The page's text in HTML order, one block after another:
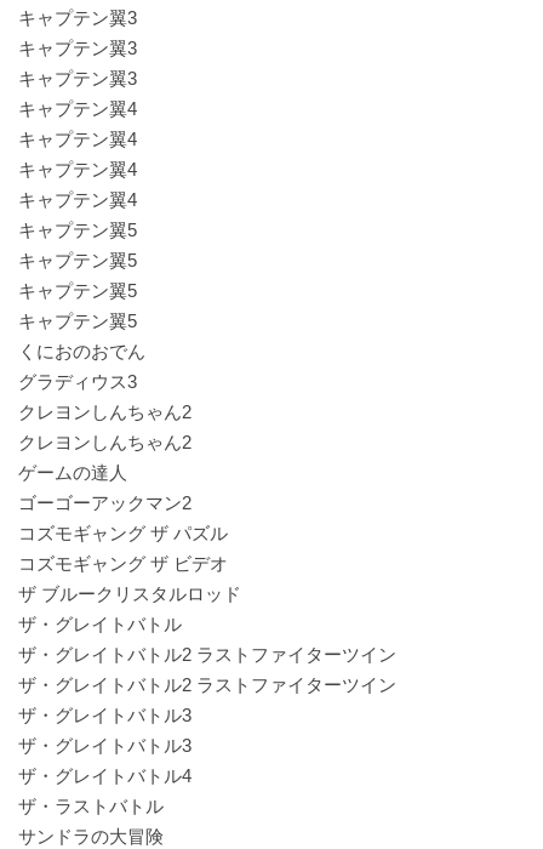
キャプテン翼3
キャプテン翼3
キャプテン翼3
キャプテン翼4
キャプテン翼4
キャプテン翼4
キャプテン翼4
キャプテン翼5
キャプテン翼5
キャプテン翼5
キャプテン翼5
くにおのおでん
グラディウス3
クレヨンしんちゃん2
クレヨンしんちゃん2
ゲームの達人
ゴーゴーアックマン2
コズモギャング ザ パズル
コズモギャング ザ ビデオ
ザ ブルークリスタルロッド
ザ・グレイトバトル
ザ・グレイトバトル2 ラストファイターツイン
ザ・グレイトバトル2 ラストファイターツイン
ザ・グレイトバトル3
ザ・グレイトバトル3
ザ・グレイトバトル4
ザ・ラストバトル
サンドラの大冒険